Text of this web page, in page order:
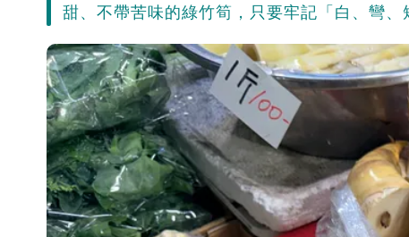
甜、不帶苦味的綠竹筍，只要牢記「白、彎、